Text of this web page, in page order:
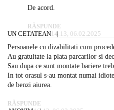
De acord.
RĂSPUNDE
UN CETATEAN14:13, 06.02.2025
Persoanele cu dizabilitati cum
Au gratuitate la plata parcarilor si
Sau dupa ce sunt montate bariere
In tot orasul s-au montat numai
de benzi aiurea.
RĂSPUNDE